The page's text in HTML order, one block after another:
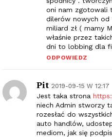
oni nam zgotowali
dilerów nowych od
miliard zł ( mamy
właśnie przez
dni to lobbing dla
ODPOWIEDZ
Pit 2019-09-15 W 12:17
Jest taka strona
niech Admin stworzy
rozesłać do
auto handlów,
mediom, jak się